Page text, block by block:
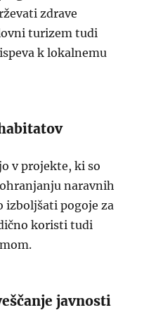
zdrave
turizem tudi
k lokalnemu
v projekte, ki so
naravnih
izboljšati pogoje za
koristi tudi
javnosti